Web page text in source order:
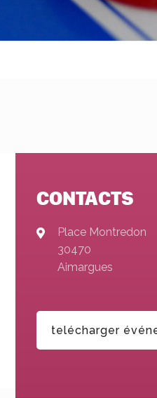
CONTACTS
Place Montredon
30470
Aimargues